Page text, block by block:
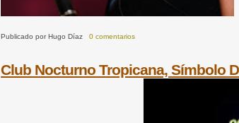
Publicado porHugo Díaz 0 comentarios
Club Nocturno Tropicana, Símbolo